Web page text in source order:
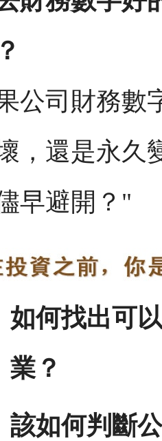
公司財務數
，還是永久
早避開？"
如何找出可
業？
該如何判斷